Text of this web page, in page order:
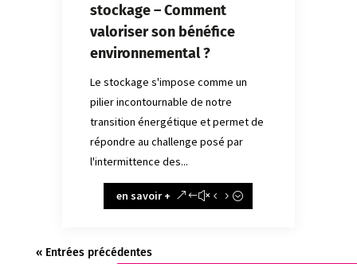
stockage – Comment
valoriser son bénéfice
environnemental ?
Le stockage s'impose comme un
pilier incontournable de notre
transition énergétique et permet de
répondre au challenge posé par
l'intermittence des...
en savoir +
« Entrées précédentes